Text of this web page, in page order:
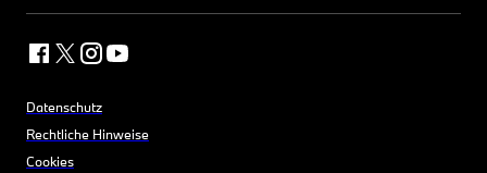
Datenschutz
Rechtliche Hinweise
Cookies